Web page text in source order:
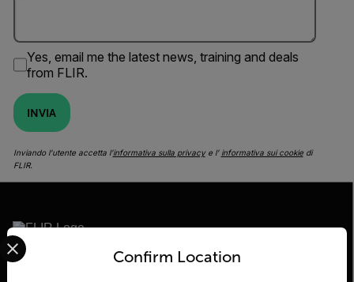
Yes, email me the latest news, training and deals
from FLIR.
INVIA
Inviando l’utente accetta l’informativa sulla privacye l’ informativa sui cookiedi
FLIR.
2026 © Flir Tutti i diritti riservati.Confirm Location
Select your preferred country and language from the